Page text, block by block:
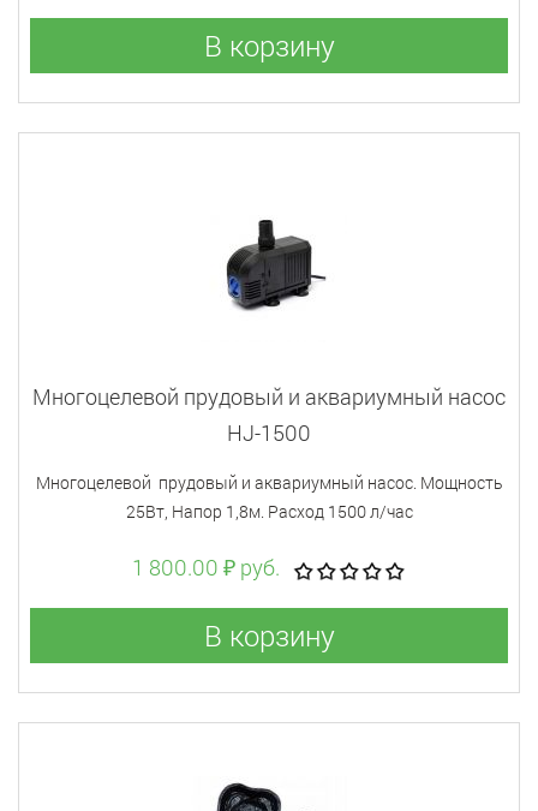
В корзину
Многоцелевой прудовый и аквариумный насос
HJ-1500
Многоцелевой прудовый и аквариумный насос. Мощность
25Вт, Напор 1,8м. Расход 1500 л/час
1 800.00 ₽ руб.
В корзину